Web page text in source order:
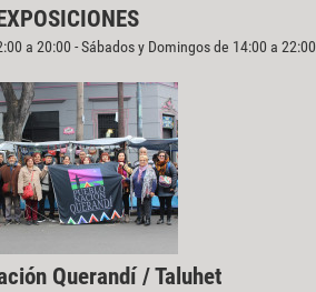
a 20:00 - Sábados y Domingos de 14:00 a 22:00
Querandí / Taluhet